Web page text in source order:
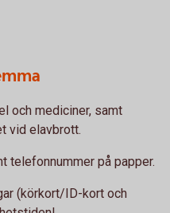
och mediciner, samt
vid elavbrott.
telefonnummer på papper.
(körkort/ID-kort och